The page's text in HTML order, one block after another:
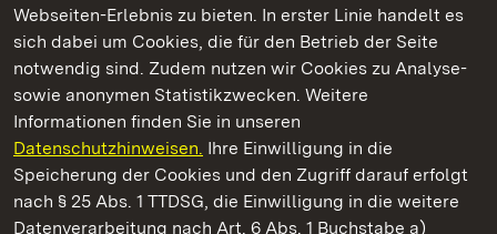
Webseiten-Erlebnis zu bieten. In erster Linie handelt es
sich dabei um Cookies, die für den Betrieb der Seite
notwendig sind. Zudem nutzen wir Cookies zu Analyse-
sowie anonymen Statistikzwecken. Weitere
Informationen finden Sie in unseren
Datenschutzhinweisen. Ihre Einwilligung in die
Speicherung der Cookies und den Zugriff darauf erfolgt
nach § 25 Abs. 1 TTDSG, die Einwilligung in die weitere
Datenverarbeitung nach Art. 6 Abs. 1 Buchstabe a)
Kommen. Staunen. Genießen.
Residenzschloss Urach
Staatliche Schlösser und Gärten Baden-Württemberg